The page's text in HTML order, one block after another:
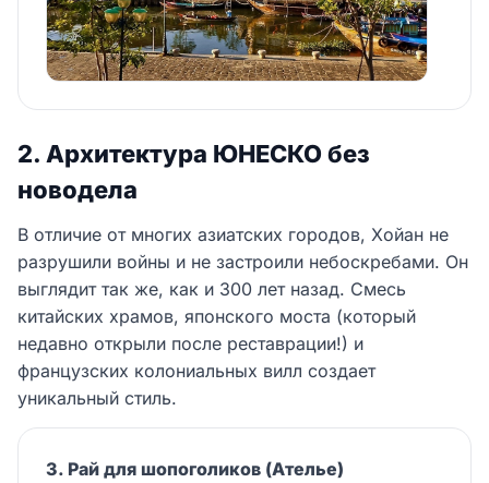
2. Архитектура ЮНЕСКО без
новодела
В отличие от многих азиатских городов, Хойан не
разрушили войны и не застроили небоскребами. Он
выглядит так же, как и 300 лет назад. Смесь
китайских храмов, японского моста (который
недавно открыли после реставрации!) и
французских колониальных вилл создает
уникальный стиль.
3. Рай для шопоголиков (Ателье)